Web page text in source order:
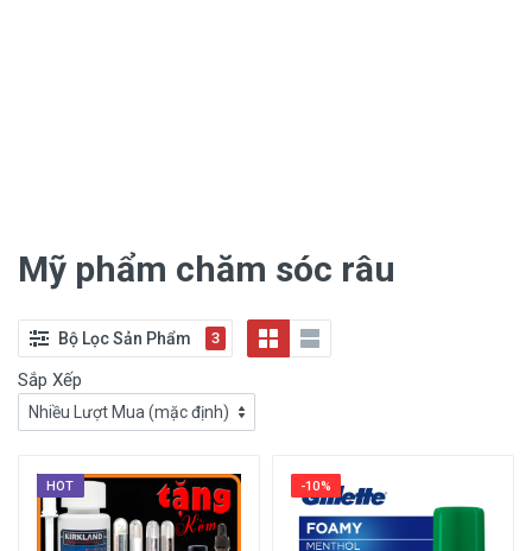
Mỹ phẩm chăm sóc râu
Bộ Lọc Sản Phẩm 3
Sắp Xếp
HOT -10%